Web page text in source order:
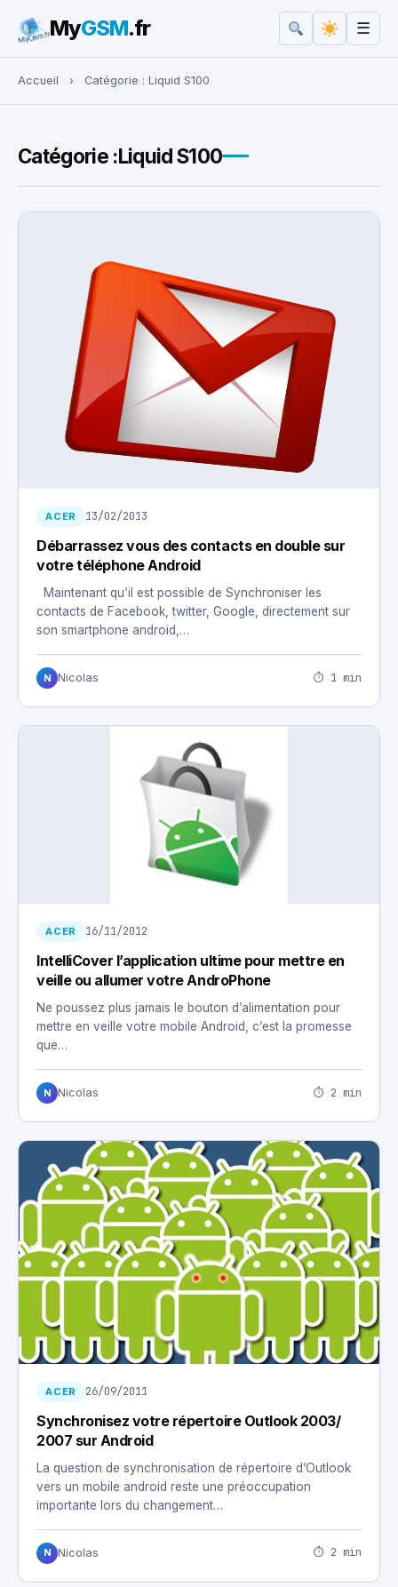
Rechercher :
MyGSM.fr ☰
Accueil › Catégorie : Liquid S100
Catégorie :Liquid S100
ACER 13/02/2013
Débarrassez vous des contacts en double sur
votre téléphone Android
Maintenant qu’il est possible de Synchroniser les
contacts de Facebook, twitter, Google, directement sur
son smartphone android,…
N Nicolas ⏱ 1 min
ACER 16/11/2012
IntelliCover l’application ultime pour mettre en
veille ou allumer votre AndroPhone
Ne poussez plus jamais le bouton d’alimentation pour
mettre en veille votre mobile Android, c’est la promesse
que…
N Nicolas ⏱ 2 min
ACER 26/09/2011
Synchronisez votre répertoire Outlook 2003/
2007 sur Android
La question de synchronisation de répertoire d’Outlook
vers un mobile android reste une préoccupation
importante lors du changement…
N Nicolas ⏱ 2 min